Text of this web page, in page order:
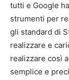
tutti e Google
strumenti per
gli standard di
realizzare e
realizzare così
semplice e